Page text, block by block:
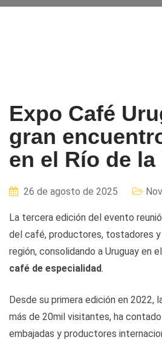
Expo Café
gran
en el Río de la
26 de agosto de 2025
La tercera edición del evento
del café, productores, tostadores
región, consolidando a Uruguay en
café de especialidad.
Desde su primera edición en 2022,
más de 20mil visitantes, ha
embajadas y productores